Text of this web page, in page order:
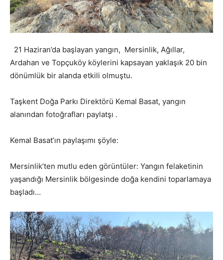
21 Haziran’da başlayan yangın, Mersinlik, Ağıllar,
Ardahan ve Topçuköy köylerini kapsayan yaklaşık 20 bin
dönümlük bir alanda etkili olmuştu.
Taşkent Doğa Parkı Direktörü Kemal Basat, yangın
alanından fotoğrafları paylatşı .
Kemal Basat’ın paylaşımı şöyle:
Mersinlik’ten mutlu eden görüntüler: Yangın felaketinin
yaşandığı Mersinlik bölgesinde doğa kendini toparlamaya
başladı…